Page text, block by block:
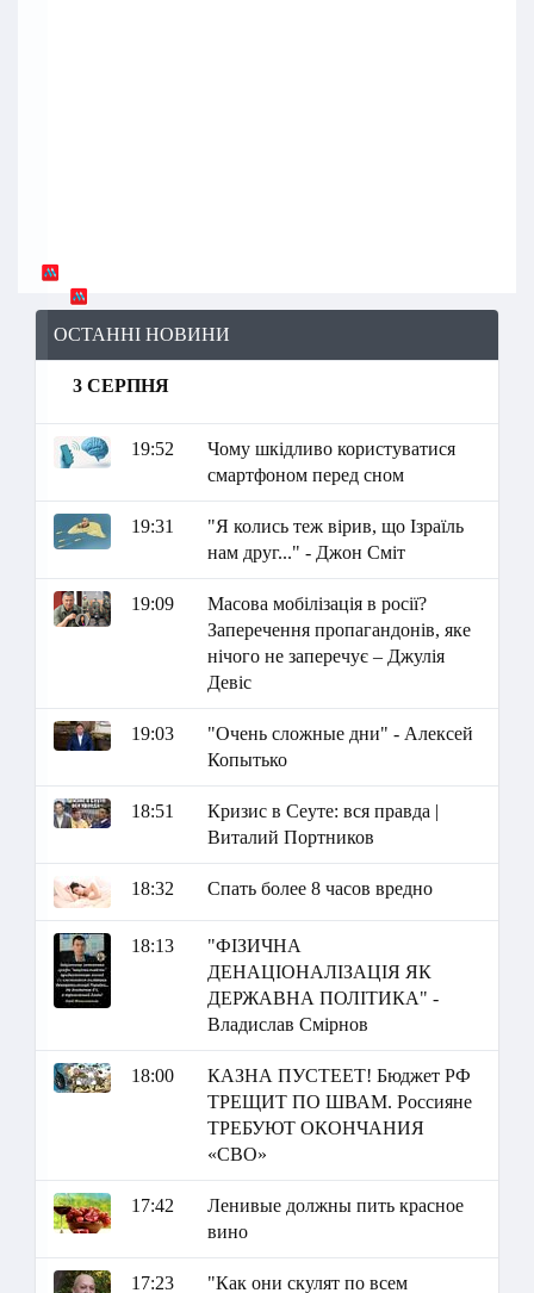
ОСТАННІ НОВИНИ
3 СЕРПНЯ
19:52
Чому шкідливо користуватися
смартфоном перед сном
19:31
"Я колись теж вірив, що Ізраїль
нам друг..." - Джон Сміт
19:09
Масова мобілізація в росії?
Заперечення пропагандонів, яке
нічого не заперечує – Джулія
Девіс
19:03
"Очень сложные дни" - Алексей
Копытько
18:51
Кризис в Сеуте: вся правда |
Виталий Портников
18:32 Спать более 8 часов вредно
18:13
"ФІЗИЧНА
ДЕНАЦІОНАЛІЗАЦІЯ ЯК
ДЕРЖАВНА ПОЛІТИКА" -
Владислав Смірнов
18:00
КАЗНА ПУСТЕЕТ! Бюджет РФ
ТРЕЩИТ ПО ШВАМ. Россияне
ТРЕБУЮТ ОКОНЧАНИЯ
«СВО»
17:42
Ленивые должны пить красное
вино
17:23
"Как они скулят по всем